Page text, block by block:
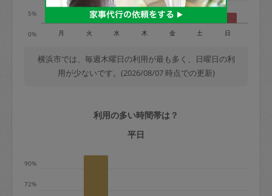
土曜日8時〜実施時間＝依頼金額の100%
＋交通費全額
依頼者不在による当日キャンセル＝依頼
金額の100%＋交通費全額
定期契約をキャンセルする場合、毎週定
期は月2回まで隔週定期は月1回までキャ
0%
5%
月 火 水 木 金 土 日
横浜市では、毎週木曜日の利用が最も多く、日曜日の利
用が少ないです。(2026/08/07 時点での更新)
利用の多い時間帯は？
平日
72%
90%